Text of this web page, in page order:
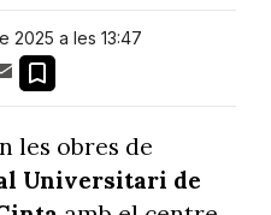
2025 a les 13:47
Email
les obres de
Universitari de